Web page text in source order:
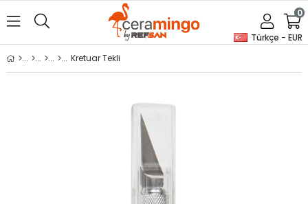
Türkçe - EUR
0
Kretuar Tekli